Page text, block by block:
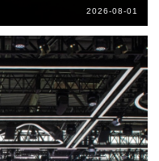
2026-08-01